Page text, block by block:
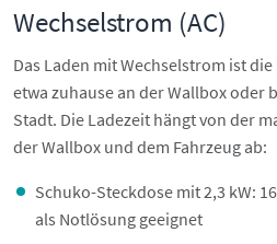
Wechselstrom (AC)
Das Laden mit Wechselstrom ist
etwa zuhause an der Wallbox oder
Stadt. Die Ladezeit hängt von der
der Wallbox und dem Fahrzeug ab:
Schuko-Steckdose mit 2,3 kW:
als Notlösung geeignet